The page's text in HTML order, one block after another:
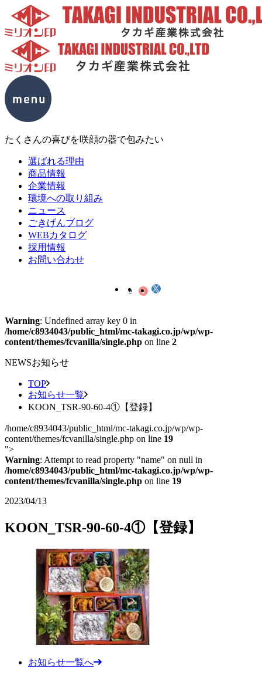
たくさんの喜びを咲顔の器で包みたい
選ばれる理由
商品情報
企業情報
環境への取り組み
ニュース
ごきげんブログ
WEBカタログ
採用情報
お問い合わせ
Warning: Undefined array key 0 in
/home/c8934043/public_html/mc-takagi.co.jp/wp/wp-
content/themes/fcvanilla/single.php on line 2
NEWSお知らせ
TOP
お知らせ一覧
KOON_TSR-90-60-4①【登録】
/home/c8934043/public_html/mc-takagi.co.jp/wp/wp-
content/themes/fcvanilla/single.php on line 19
">
Warning: Attempt to read property "name" on null in
/home/c8934043/public_html/mc-takagi.co.jp/wp/wp-
content/themes/fcvanilla/single.php on line 19
2023/04/13
KOON_TSR-90-60-4①【登録】
お知らせ一覧へ